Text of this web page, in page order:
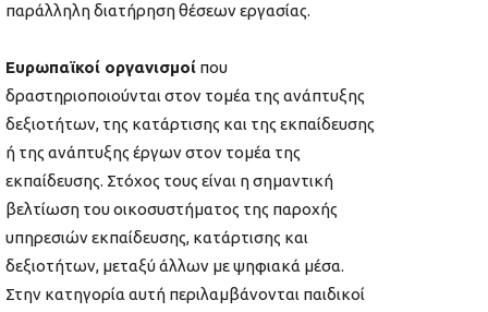
παράλληλη διατήρηση θέσεων εργασίας.
Ευρωπαϊκοί οργανισμοί που
δραστηριοποιούνται στον τομέα της ανάπτυξης
δεξιοτήτων, της κατάρτισης και της εκπαίδευσης
ή της ανάπτυξης έργων στον τομέα της
εκπαίδευσης. Στόχος τους είναι η σημαντική
βελτίωση του οικοσυστήματος της παροχής
υπηρεσιών εκπαίδευσης, κατάρτισης και
δεξιοτήτων, μεταξύ άλλων με ψηφιακά μέσα.
Στην κατηγορία αυτή περιλαμβάνονται παιδικοί